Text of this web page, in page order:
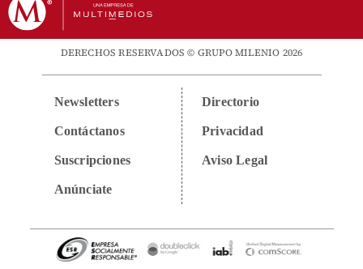
DERECHOS RESERVADOS © GRUPO MILENIO 2026
Newsletters
Contáctanos
Suscripciones
Anúnciate
Directorio
Privacidad
Aviso Legal